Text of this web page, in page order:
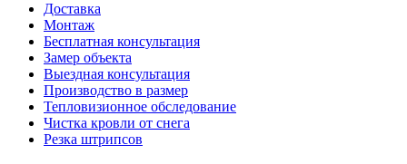
Доставка
Монтаж
Бесплатная консультация
Замер объекта
Выездная консультация
Производство в размер
Тепловизионное обследование
Чистка кровли от снега
Резка штрипсов